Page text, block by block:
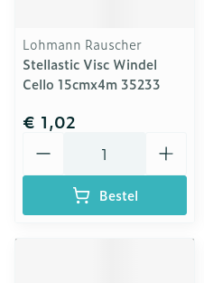
Lohmann Rauscher
Stellastic Visc Windel
Cello 15cmx4m 35233
€ 1,02
Bestel